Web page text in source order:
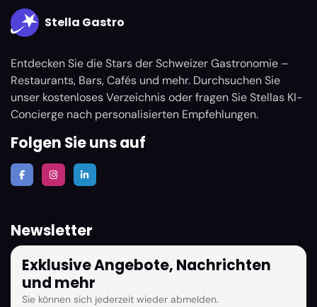
Stella Gastro
Entdecken Sie die Stars der Schweizer Gastronomie –
Restaurants, Bars, Cafés und mehr. Durchsuchen Sie
unser kostenloses Verzeichnis oder fragen Sie Stellas KI-
Concierge nach personalisierten Empfehlungen.
Folgen Sie uns auf
Newsletter
Exklusive Angebote, Nachrichten
und mehr
Sie können sich jederzeit wieder abmelden.